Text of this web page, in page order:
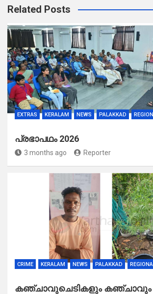
Related Posts
EXTRAS KERALAM NEWS PALAKKAD
പ്രഭാപഥം 2026
3 months ago Reporter
CRIME KERALAM NEWS PALAKKAD
കഞ്ചാവുചെടികളും കഞ്ചാവും